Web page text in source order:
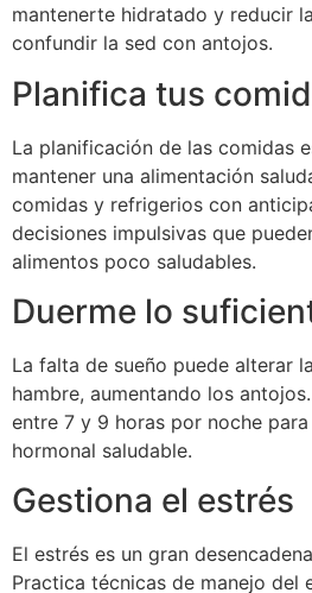
mantenerte hidratado y reducir
confundir la sed con antojos.
Planifica tus
La planificación de las comidas
mantener una alimentación
comidas y refrigerios con
decisiones impulsivas que
alimentos poco saludables.
Duerme lo
La falta de sueño puede alterar
hambre, aumentando los
entre 7 y 9 horas por noche
hormonal saludable.
Gestiona el estrés
El estrés es un gran
Practica técnicas de manejo del